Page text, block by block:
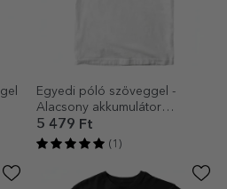
Egyedi póló szöveggel -
Alacsony akkumulátor
töltöttség
5 479 Ft
(1)